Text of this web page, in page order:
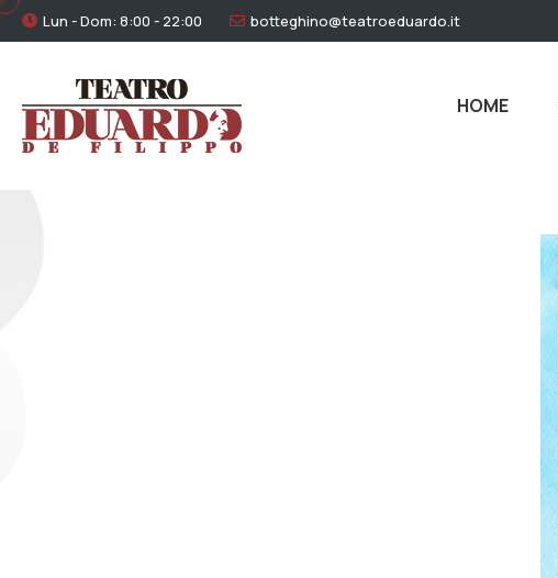
Lun - Dom: 8:00 - 22:00 botteghino@teatroeduardo.it
HOME